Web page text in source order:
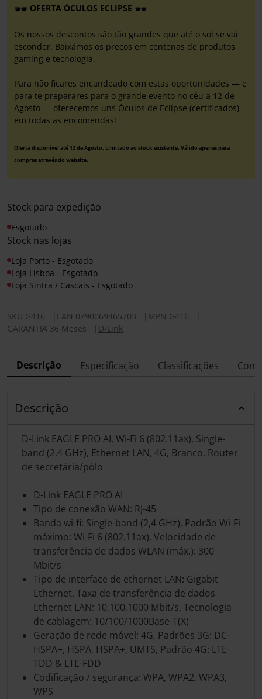
OFERTA ÓCULOS ECLIPSE
Os nossos descontos são tão grandes que até o sol se vai
esconder. Baixámos os preços em centenas de produtos
gaming e tecnologia.
Para não ficares encandeado com estas oportunidades — e
para te preparares para o grande evento no céu a 12 de
Agosto — oferecemos uns Óculos de Eclipse (certificados)
em todas as encomendas!
Oferta disponível até 12 de Agosto. Limitado ao stock existente. Válido apenas para
compras através do website.
Stock para expedição
Esgotado
Stock nas lojas
Loja Porto - Esgotado
Loja Lisboa - Esgotado
Loja Sintra / Cascais - Esgotado
SKU G416 EAN 0790069465703 MPN G416
GARANTIA 36 Meses
D-Link
Descrição Especificação Classificações
Descrição
D-Link EAGLE PRO AI, Wi-Fi 6 (802.11ax), Single-
band (2,4 GHz), Ethernet LAN, 4G, Branco, Router
de secretária/pólo
D-Link EAGLE PRO AI
Tipo de conexão WAN: RJ-45
Banda wi-fi: Single-band (2,4 GHz), Padrão Wi-Fi
máximo: Wi-Fi 6 (802.11ax), Velocidade de
transferência de dados WLAN (máx.): 300
Mbit/s
Tipo de interface de ethernet LAN: Gigabit
Ethernet, Taxa de transferência de dados
Ethernet LAN: 10,100,1000 Mbit/s, Tecnologia
de cablagem: 10/100/1000Base-T(X)
Geração de rede móvel: 4G, Padrões 3G: DC-
HSPA+, HSPA, HSPA+, UMTS, Padrão 4G: LTE-
TDD & LTE-FDD
Codificação / segurança: WPA, WPA2, WPA3,
WPS